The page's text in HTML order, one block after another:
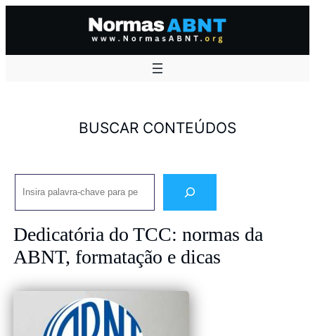
BUSCAR CONTEÚDOS
Pesquisar
Dedicatória do TCC: normas da
ABNT, formatação e dicas